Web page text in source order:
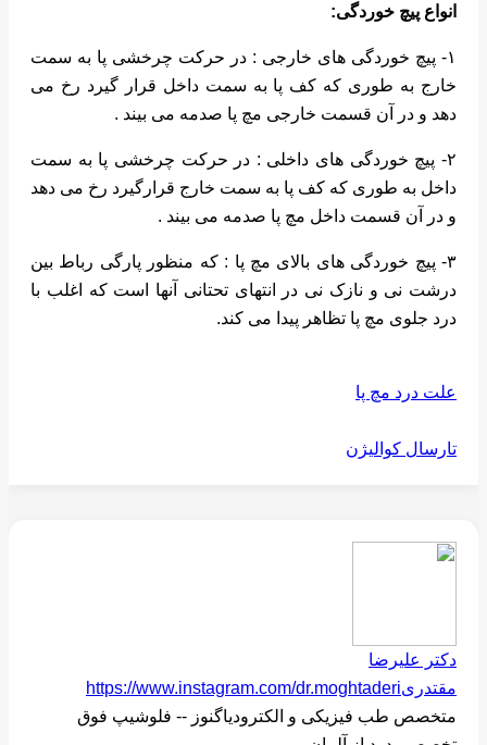
انواع پیچ خوردگی:
۱- پیچ خوردگی های خارجی : در حرکت چرخشی پا به سمت
خارج به طوری که کف پا به سمت داخل قرار گیرد رخ می
دهد و در آن قسمت خارجی مچ پا صدمه می بیند .
۲- پیچ خوردگی های داخلی : در حرکت چرخشی پا به سمت
داخل به طوری که کف پا به سمت خارج قرارگیرد رخ می دهد
و در آن قسمت داخل مچ پا صدمه می بیند .
۳- پیچ خوردگی های بالای مچ پا : که منظور پارگی رباط بین
درشت نی و نازک نی در انتهای تحتانی آنها است که اغلب با
درد جلوی مچ پا تظاهر پیدا می کند.
علت درد مچ پا
تارسال کوالیژن
دکتر علیرضا
مقتدریhttps://www.instagram.com/dr.moghtaderi
متخصص طب فیزیکی و الکترودیاگنوز -- فلوشیپ فوق